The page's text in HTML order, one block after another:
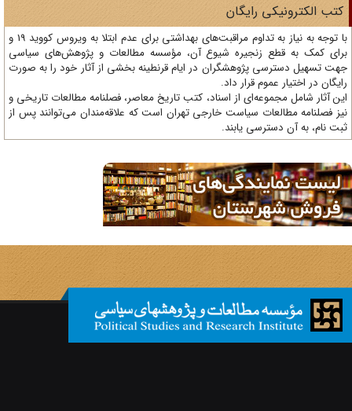
الکترونیکی رایگان
با توجه به نیاز به تداوم مراقبت‌های بهداشتی برای عدم ابتلا به ویروس کووید 19 و
کمک به قطع زنجیره شیوع آن، مؤسسه مطالعات و پژوهش‌های سیاسی
تسهیل دسترسی پژوهشگران در ایام قرنطینه بخشی از آثار خود را به صورت
در اختیار عموم قرار داد.
آثار شامل مجموعه‌ای از اسناد، کتب تاریخ معاصر، فصلنامه‌ مطالعات تاریخی و
فصلنامه مطالعات سیاست خارجی تهران است که علاقه‌مندان می‌توانند پس از
نام، به آن دسترسی یابند.